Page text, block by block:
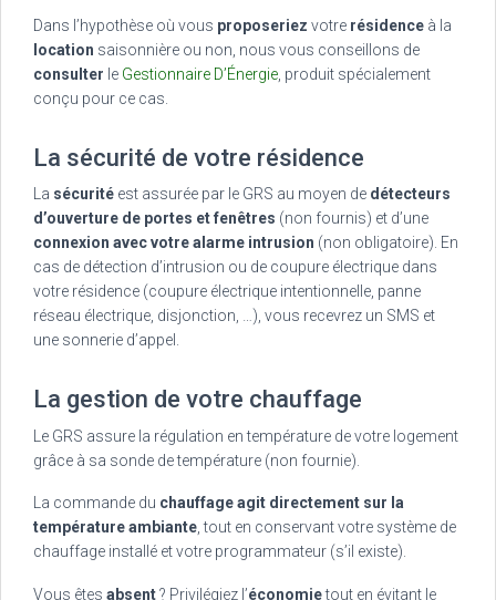
Dans l’hypothèse où vous proposeriez votre résidenceà la
location saisonnière ou non, nous vous conseillons de
consulter le Gestionnaire D’Énergie, produit spécialement
conçu pour ce cas.
La sécurité de votre résidence
La sécuritéest assurée par le GRS au moyen de détecteurs
d’ouverture de portes et fenêtres (non fournis) et d’une
connexion avec votre alarme intrusion (non obligatoire). En
cas de détection d’intrusion ou de coupure électrique dans
votre résidence (coupure électrique intentionnelle, panne
réseau électrique, disjonction, …), vous recevrez un SMS et
une sonnerie d’appel.
La gestion de votre chauffage
Le GRS assure la régulation en température de votre logement
grâce à sa sonde de température (non fournie).
La commande du chauffage agit directement sur la
température ambiante, tout en conservant votre système de
chauffage installé et votre programmateur (s’il existe).
Vous êtes absent? Privilégiez l’économietout en évitant le